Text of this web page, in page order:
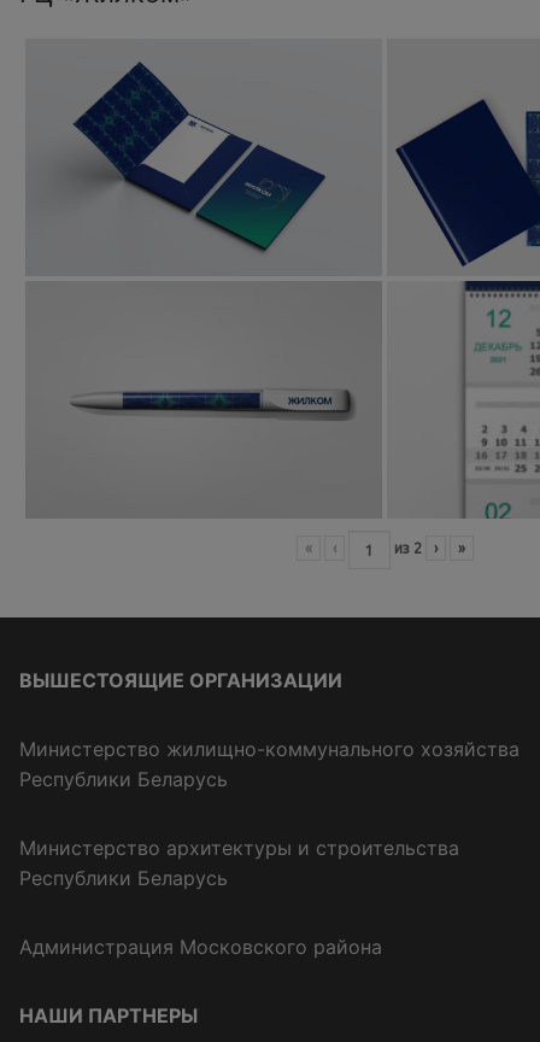
« ‹ из 2 › »
ВЫШЕСТОЯЩИЕ ОРГАНИЗАЦИИ
Министерство жилищно-коммунального хозяйства
Республики Беларусь
Министерство архитектуры и строительства
Республики Беларусь
Администрация Московского района
НАШИ ПАРТНЕРЫ